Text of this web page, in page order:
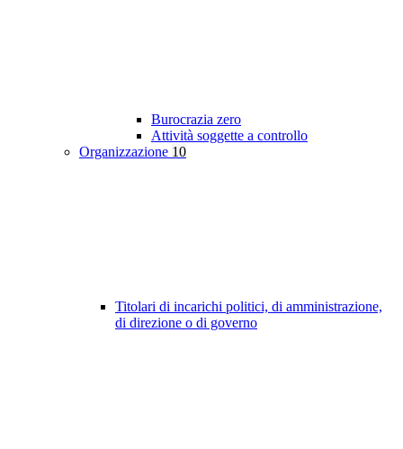
Burocrazia zero
Attività soggette a controllo
Organizzazione 10
Titolari di incarichi politici, di amministrazione,
di direzione o di governo